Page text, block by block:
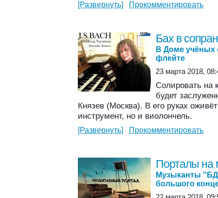
[Развернуть] Прокомментировать
Бах в
В Доме учёных
флейте
23 марта 2018,
Солировать на
будет
Князев (Москва). В его руках
инструмент, но и виолончель.
[Развернуть] Прокомментировать
Порталы на
Музыканты
большого